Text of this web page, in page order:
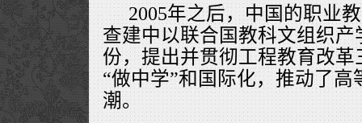
2005年之后，中国的职业
查建中以联合国教科文组织
份，提出并贯彻工程教育改
“做中学”和国际化，推动了
潮。